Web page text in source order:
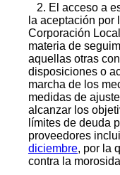
2. El acceso a
la aceptación por
Corporación
materia de
aquellas otras
disposiciones o
marcha de los
medidas de
alcanzar los
límites de deuda
proveedores
diciembre, por la
contra la